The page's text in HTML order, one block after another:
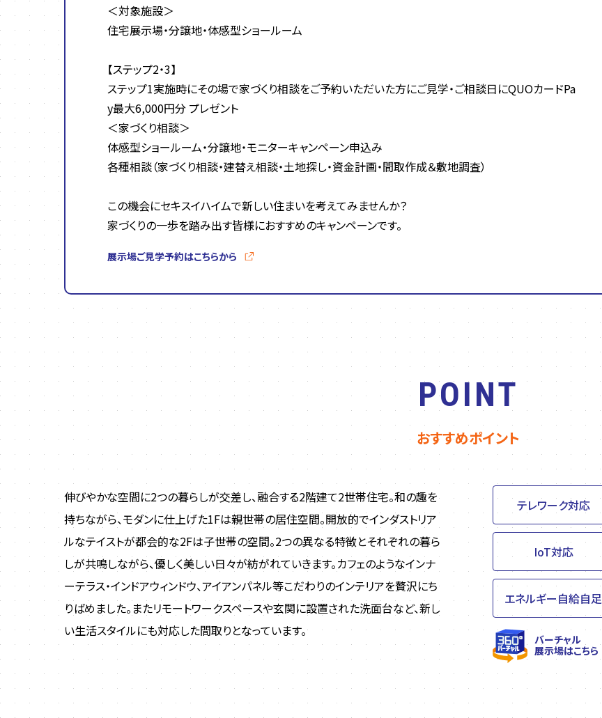
＜対象施設＞
住宅展示場・分譲地・体感型ショールーム
【ステップ2・3】
ステップ1実施時にその場で家づくり相談をご予約いただいた方にご見学・ご相談日にQUOカードPa
y最大6,000円分 プレゼント
＜家づくり相談＞
体感型ショールーム・分譲地・モニターキャンペーン申込み
各種相談（家づくり相談・建替え相談・土地探し・資金計画・間取作成＆敷地調査）
この機会にセキスイハイムで新しい住まいを考えてみませんか？
家づくりの一歩を踏み出す皆様におすすめのキャンペーンです。
展示場ご見学予約はこちらから
POINT
おすすめポイント
伸びやかな空間に2つの暮らしが交差し、融合する2階建て2世帯住宅。和の趣を
持ちながら、モダンに仕上げた1Fは親世帯の居住空間。開放的でインダストリア
ルなテイストが都会的な2Fは子世帯の空間。2つの異なる特徴とそれぞれの暮ら
しが共鳴しながら、優しく美しい日々が紡がれていきます。カフェのようなインナ
ーテラス・インドアウィンドウ、アイアンパネル等こだわりのインテリアを贅沢にち
りばめました。またリモートワークスペースや玄関に設置された洗面台など、新し
い生活スタイルにも対応した間取りとなっています。
テレワーク対応
IoT対応
エネルギー自給自足
バーチャル
展示場はこちら